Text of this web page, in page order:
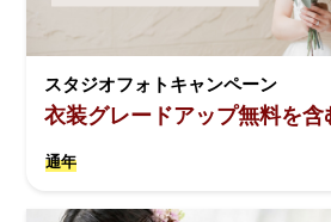
スタジオフォトキャンペーン
衣装グレードアップ無料を含
通年